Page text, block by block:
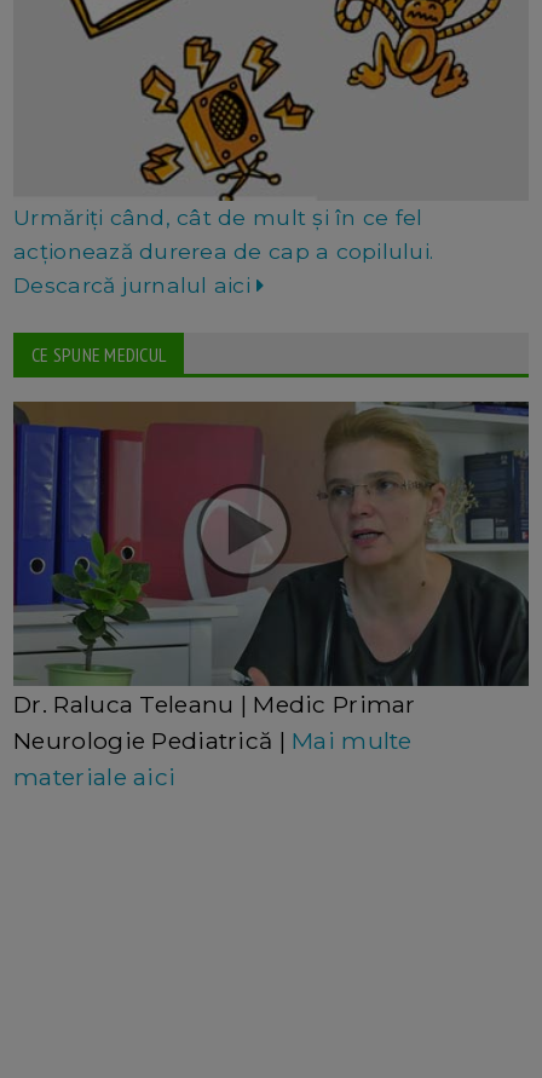
Urmăriți când, cât de mult și în ce fel
acționează durerea de cap a copilului.
Descarcă jurnalul aici
CE SPUNE MEDICUL
Dr. Raluca Teleanu | Medic Primar
Neurologie Pediatrică | Mai multe
materiale aici